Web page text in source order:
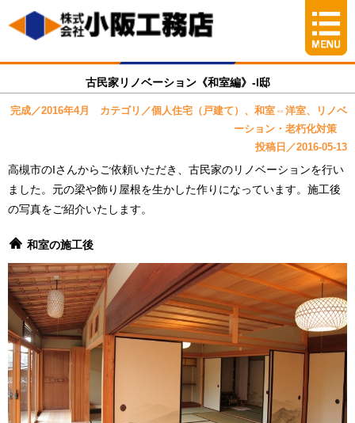
古民家リノベーション《和室編》-I邸
完成／2016年4月 カテゴリ／個人住宅（戸建て）、和室⇔洋室、リノベ
ーション・老朽化対策
投稿日／2016-05-13
高槻市のIさんからご依頼いただき、古民家のリノベーションを行い
ました。元の梁や飾り屋根を生かした作りになっています。施工後
の写真をご紹介いたします。
和室の施工後